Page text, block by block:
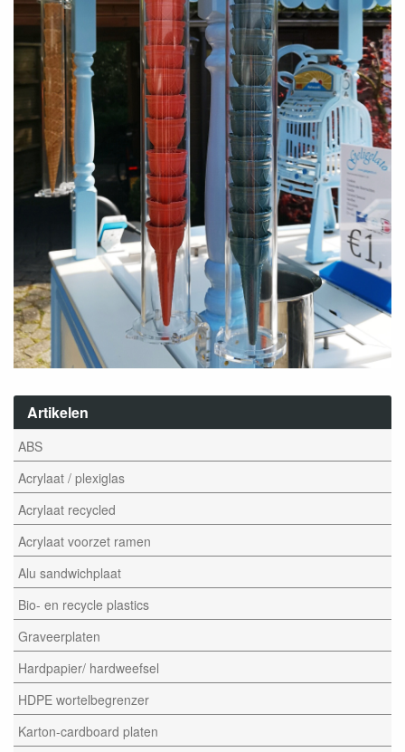
Artikelen
ABS
Acrylaat / plexiglas
Acrylaat recycled
Acrylaat voorzet ramen
Alu sandwichplaat
Bio- en recycle plastics
Graveerplaten
Hardpapier/ hardweefsel
HDPE wortelbegrenzer
Karton-cardboard platen